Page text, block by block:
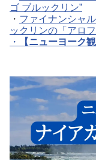
ゴ ブルックリン”
・ ファイナンシャ
ックリンの「アロフ
・
【ニューヨーク